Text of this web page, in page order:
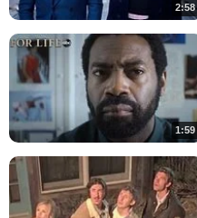
2:58
1:59